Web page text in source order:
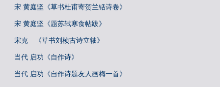
宋 黄庭坚《草书杜甫寄贺兰铦诗卷》
宋 黄庭坚《题苏轼寒食帖跋》
宋克 《草书刘桢古诗立轴》
当代 启功《自作诗》
当代 启功《自作诗题友人画梅一首》